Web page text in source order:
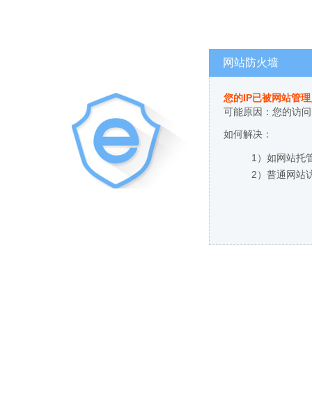
网站防火墙
您的IP已被网站管
可能原因：您的访
如何解决：
1）如网站托
2）普通网站